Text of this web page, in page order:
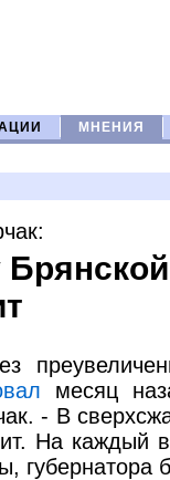
МНЕНИЯ
:
месяц
- В
На каждый
губернатора